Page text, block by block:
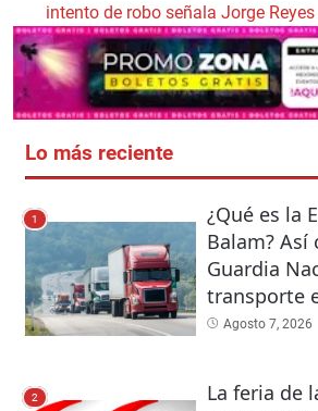
intento de robo señala Jorge Reyes
Lo más reciente
1
¿Qué es la
Balam? Así
Guardia
transporte
Agosto 7, 2026
2 La feria de